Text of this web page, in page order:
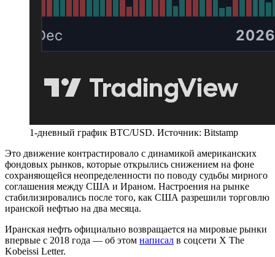
1-дневный график BTC/USD. Источник: Bitstamp
Это движение контрастировало с динамикой американских
фондовых рынков, которые открылись снижением на фоне
сохраняющейся неопределенности по поводу судьбы мирного
соглашения между США и Ираном. Настроения на рынке
стабилизировались после того, как США разрешили торговлю
иранской нефтью на два месяца.
Иранская нефть официально возвращается на мировые рынки
впервые с 2018 года — об этом написал в соцсети X The
Kobeissi Letter.